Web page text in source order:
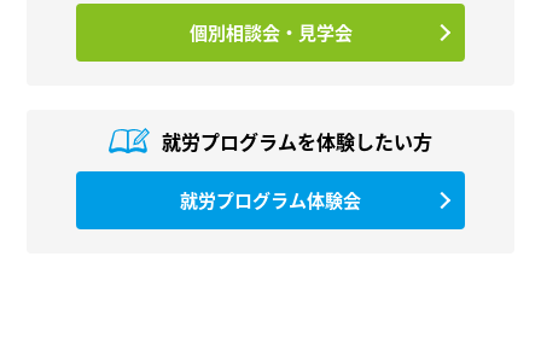
個別相談会・見学会
就労プログラムを体験したい方
就労プログラム体験会